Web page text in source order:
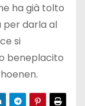
ha già tolto
per darla al
si
beneplacito